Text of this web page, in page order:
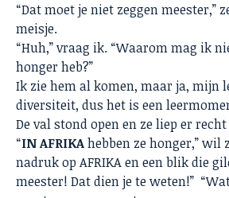
“Dat moet je niet zeggen meester,”
meisje.
“Huh,” vraag ik. “Waarom mag ik
honger heb?”
Ik zie hem al komen, maar ja, mijn
diversiteit, dus het is een
De val stond open en ze liep er
“IN AFRIKAhebben ze honger,” wil
nadruk op AFRIKA en een blik die
meester! Dat dien je te weten!”